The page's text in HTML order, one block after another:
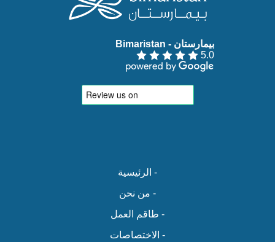
بيمارستان - Bimaristan‏
5.0
- الرئيسية
- من نحن
- طاقم العمل
- الاختصاصات